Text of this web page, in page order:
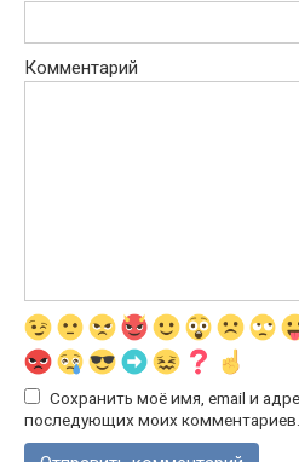
Комментарий
Сохранить моё имя, email и
последующих моих комментариев.